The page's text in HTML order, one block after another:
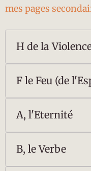
mes pages
H de la
F le Feu (de
A, l'Eternité
B, le Verbe